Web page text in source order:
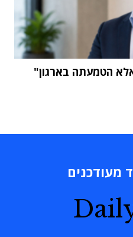
מעודכנים